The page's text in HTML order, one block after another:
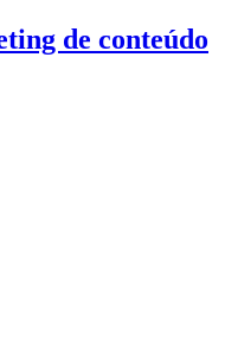
de conteúdo